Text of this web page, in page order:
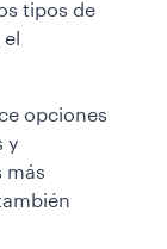
tipos de
el
opciones
y
más